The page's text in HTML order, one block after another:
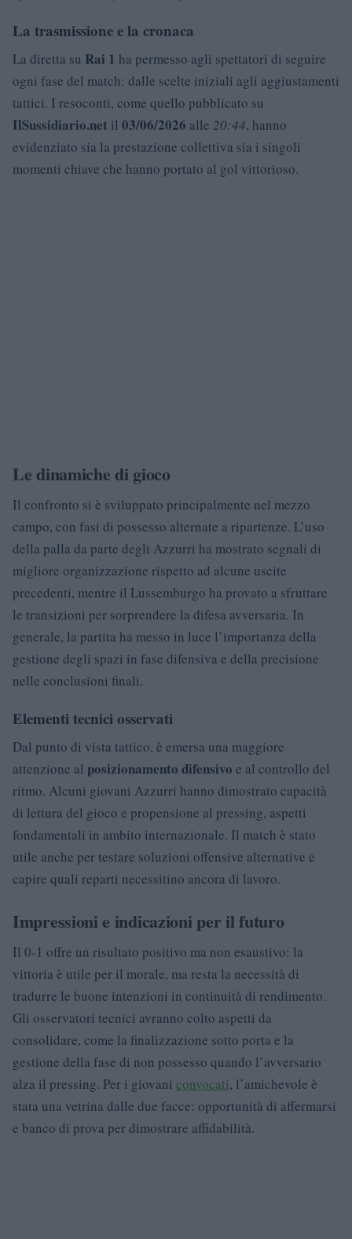
La trasmissione e la cronaca
La diretta su Rai 1 ha permesso agli spettatori di seguire
ogni fase del match: dalle scelte iniziali agli aggiustamenti
tattici. I resoconti, come quello pubblicato su
IlSussidiario.net il 03/06/2026 alle 20:44, hanno
evidenziato sia la prestazione collettiva sia i singoli
momenti chiave che hanno portato al gol vittorioso.
Le dinamiche di gioco
Il confronto si è sviluppato principalmente nel mezzo
campo, con fasi di possesso alternate a ripartenze. L’uso
della palla da parte degli Azzurri ha mostrato segnali di
migliore organizzazione rispetto ad alcune uscite
precedenti, mentre il Lussemburgo ha provato a sfruttare
le transizioni per sorprendere la difesa avversaria. In
generale, la partita ha messo in luce l’importanza della
gestione degli spazi in fase difensiva e della precisione
nelle conclusioni finali.
Elementi tecnici osservati
Dal punto di vista tattico, è emersa una maggiore
attenzione al posizionamento difensivo e al controllo del
ritmo. Alcuni giovani Azzurri hanno dimostrato capacità
di lettura del gioco e propensione al pressing, aspetti
fondamentali in ambito internazionale. Il match è stato
utile anche per testare soluzioni offensive alternative e
capire quali reparti necessitino ancora di lavoro.
Impressioni e indicazioni per il futuro
Il 0-1 offre un risultato positivo ma non esaustivo: la
vittoria è utile per il morale, ma resta la necessità di
tradurre le buone intenzioni in continuità di rendimento.
Gli osservatori tecnici avranno colto aspetti da
consolidare, come la finalizzazione sotto porta e la
gestione della fase di non possesso quando l’avversario
alza il pressing. Per i giovani convocati, l’amichevole è
stata una vetrina dalle due facce: opportunità di affermarsi
e banco di prova per dimostrare affidabilità.